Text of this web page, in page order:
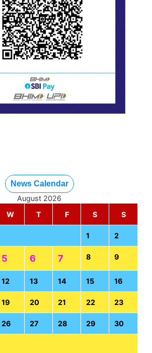
News Calendar
August 2026
W T F S S
1 2
5 6 7 8 9
12 13 14 15 16
19 20 21 22 23
26 27 28 29 30